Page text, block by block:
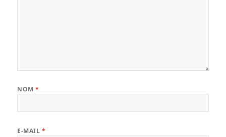
NOM*
E-MAIL *